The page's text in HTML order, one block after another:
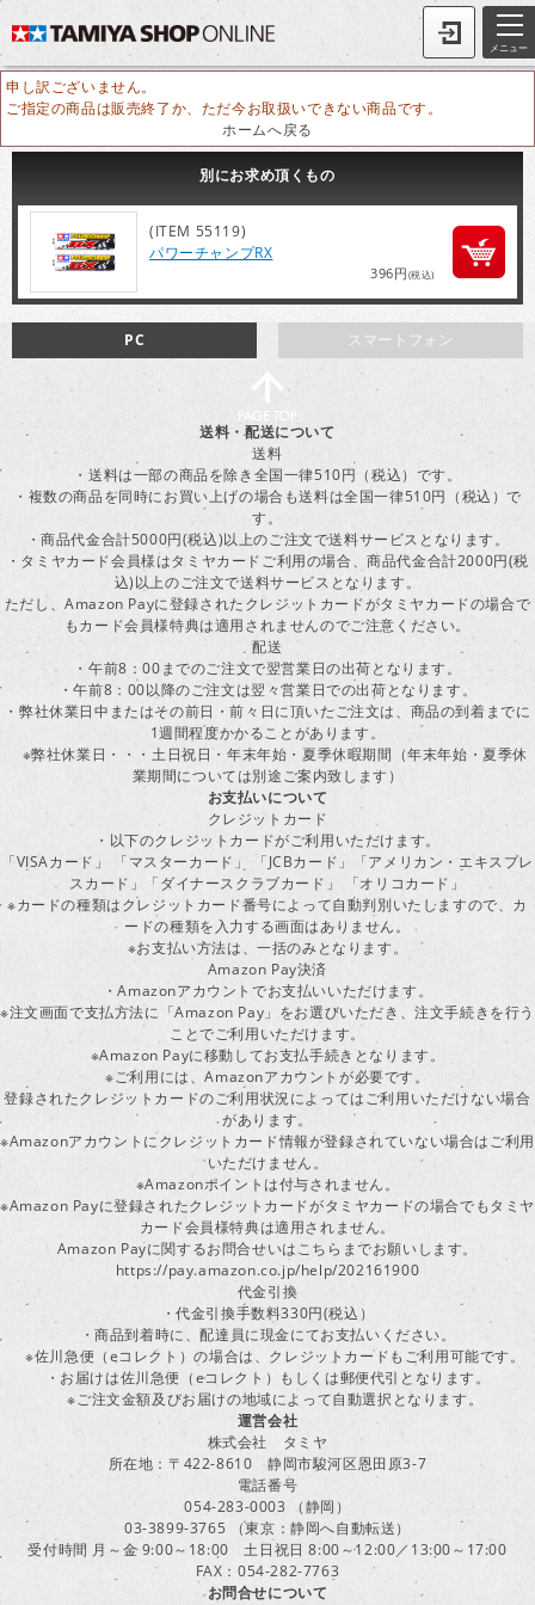
メニュー
申し訳ございません。
ご指定の商品は販売終了か、ただ今お取扱いできない商品です。
ホームへ戻る
別にお求め頂くもの
(ITEM 55119)
パワーチャンプRX
396円(税込)
スマートフォン
PC
送料・配送について
送料
・送料は一部の商品を除き全国一律510円（税込）です。
・複数の商品を同時にお買い上げの場合も送料は全国一律510円（税込）で
す。
・商品代金合計5000円(税込)以上のご注文で送料サービスとなります。
・タミヤカード会員様はタミヤカードご利用の場合、商品代金合計2000円(税
込)以上のご注文で送料サービスとなります。
ただし、Amazon Payに登録されたクレジットカードがタミヤカードの場合で
もカード会員様特典は適用されませんのでご注意ください。
配送
・午前8：00までのご注文で翌営業日の出荷となります。
・午前8：00以降のご注文は翌々営業日での出荷となります。
・弊社休業日中またはその前日・前々日に頂いたご注文は、商品の到着までに
1週間程度かかることがあります。
※弊社休業日・・・土日祝日・年末年始・夏季休暇期間（年末年始・夏季休
業期間については別途ご案内致します）
お支払いについて
クレジットカード
・以下のクレジットカードがご利用いただけます。
「VISAカード」 「マスターカード」 「JCBカード」「アメリカン・エキスプレ
スカード」「ダイナースクラブカード」 「オリコカード」
※カードの種類はクレジットカード番号によって自動判別いたしますので、カ
ードの種類を入力する画面はありません。
※お支払い方法は、一括のみとなります。
Amazon Pay決済
・Amazonアカウントでお支払いいただけます。
※注文画面で支払方法に「Amazon Pay」をお選びいただき、注文手続きを行う
ことでご利用いただけます。
※Amazon Payに移動してお支払手続きとなります。
※ご利用には、Amazonアカウントが必要です。
登録されたクレジットカードのご利用状況によってはご利用いただけない場合
があります。
※Amazonアカウントにクレジットカード情報が登録されていない場合はご利用
いただけません。
※Amazonポイントは付与されません。
※Amazon Payに登録されたクレジットカードがタミヤカードの場合でもタミヤ
カード会員様特典は適用されません。
Amazon Payに関するお問合せいはこちらまでお願いします。
https://pay.amazon.co.jp/help/202161900
代金引換
・代金引換手数料330円(税込）
・商品到着時に、配達員に現金にてお支払いください。
※佐川急便（eコレクト）の場合は、クレジットカードもご利用可能です。
・お届けは佐川急便（eコレクト）もしくは郵便代引となります。
※ご注文金額及びお届けの地域によって自動選択となります。
運営会社
株式会社 タミヤ
所在地：〒422-8610 静岡市駿河区恩田原3-7
電話番号
054-283-0003 （静岡）
03-3899-3765 （東京：静岡へ自動転送）
受付時間 月～金 9:00～18:00 土日祝日 8:00～12:00／13:00～17:00
FAX：054-282-7763
お問合せについて